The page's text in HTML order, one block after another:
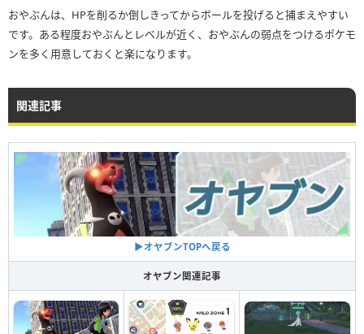
おやぶんは、HPを削るか倒しきってからボールを投げると捕まえやすい
です。ある程度おやぶんとレベルが近く、おやぶんの弱点をつけるポケモ
ンを多く用意しておくと楽になります。
関連記事
▶︎オヤブンTOPへ戻る
オヤブン関連記事